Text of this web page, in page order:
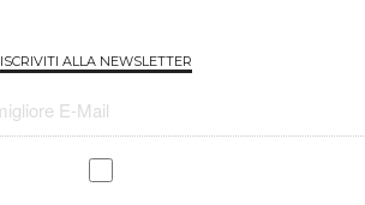
ISCRIVITI ALLA NEWSLETTER